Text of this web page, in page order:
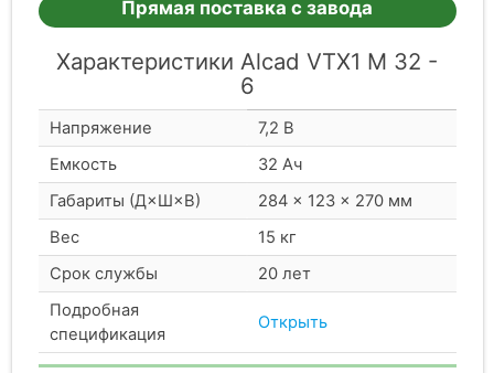
Прямая поставка с завода
Характеристики Alcad VTX1 M 32 -
6
Напряжение
7,2 В
Емкость
32 Ач
Габариты (Д×Ш×В)
284 × 123 × 270 мм
Вес
15 кг
Срок службы
20 лет
Подробная
спецификация
Открыть